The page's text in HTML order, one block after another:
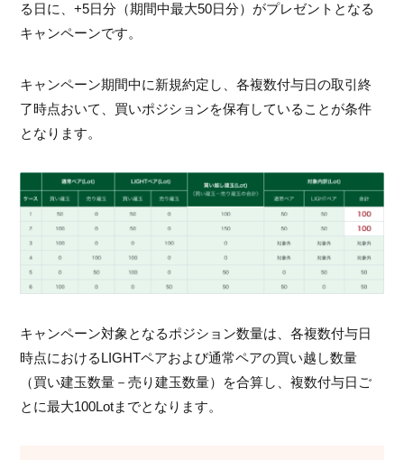
る日に、+5日分（期間中最大50日分）がプレゼントとなる
キャンペーンです。
キャンペーン期間中に新規約定し、各複数付与日の取引終
了時点おいて、買いポジションを保有していることが条件
となります。
キャンペーン対象となるポジション数量は、各複数付与日
時点におけるLIGHTペアおよび通常ペアの買い越し数量
（買い建玉数量－売り建玉数量）を合算し、複数付与日ご
とに最大100Lotまでとなります。